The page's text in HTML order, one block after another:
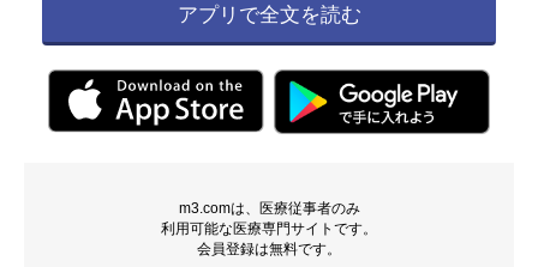
アプリで全文を読む
m3.comは、医療従事者のみ
利用可能な医療専門サイトです。
会員登録は無料です。